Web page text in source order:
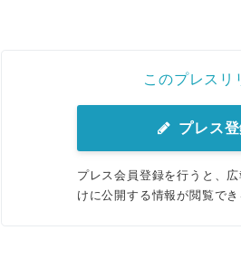
このプレスリ
プレス
プレス会員登録を行うと、
けに公開する情報が閲覧でき